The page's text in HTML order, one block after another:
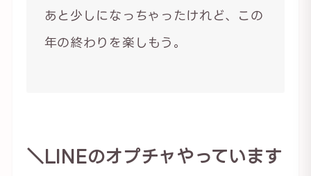
あと少しになっちゃったけれど、この
年の終わりを楽しもう。
＼LINEのオプチャやっています